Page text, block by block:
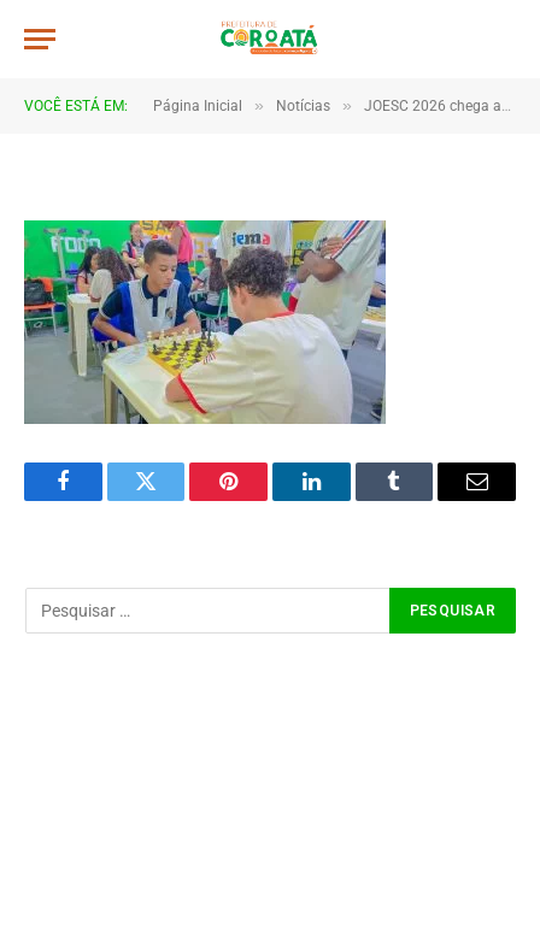
VOCÊ ESTÁ EM: Página Inicial » Notícias » JOESC 2026 chega ao fim após dias de emoção, talento e espírito esportivo em Coroatá
20260608_150335
FacebookTwitter Pinterest LinkedInTumblr Email